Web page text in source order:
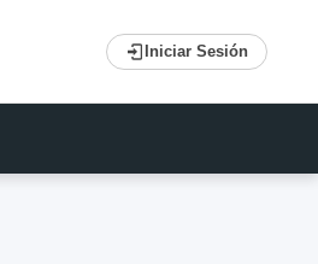
Iniciar Sesión